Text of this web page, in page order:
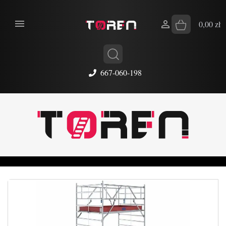
667-060-198
 0,00 zł
